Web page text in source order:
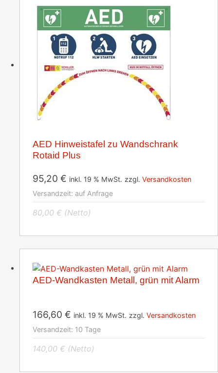
AED Hinweistafel zu Wandschrank
Rotaid Plus
95,20 € inkl. 19 % MwSt. zzgl. Versandkosten
Versandzeit: auf Anfrage
80,00 € (Netto)
AED-Wandkasten Metall, grün mit Alarm
166,60 € inkl. 19 % MwSt. zzgl. Versandkosten
Versandzeit: 10 Tage
140,00 € (Netto)